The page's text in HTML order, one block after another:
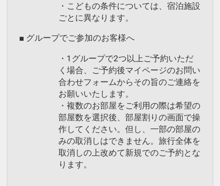
・こどもの条件については、宿泊施設
ごとに異なります。
■ グループでご参加のお客様へ
・1グループで2つ以上ご予約いただ
く場合、ご予約後マイページのお問い
合わせフォームからその旨のご連絡を
お願いいたします。
・複数のお部屋をご利用の際は希望の
部屋数を選択後、部屋割りの画面で操
作してください。但し、一部の部屋の
みの取消しはできません。旅行全体を
取消しの上改めて新規でのご予約とな
ります。